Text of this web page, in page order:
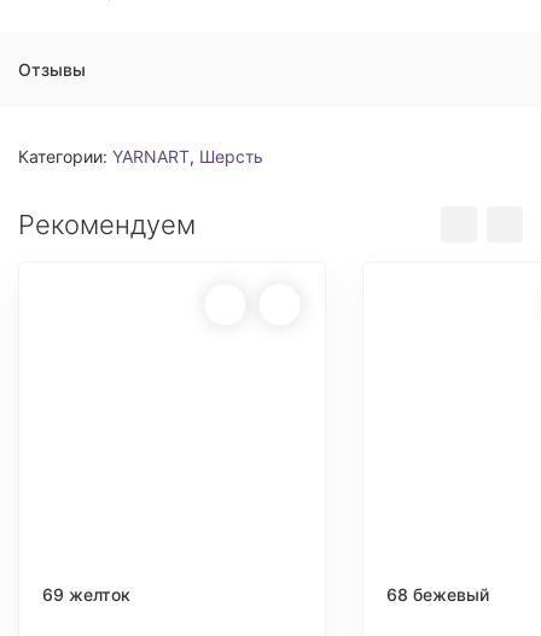
Отзывы
Категории: YARNART, Шерсть
Рекомендуем
69 желток 68 бежевый